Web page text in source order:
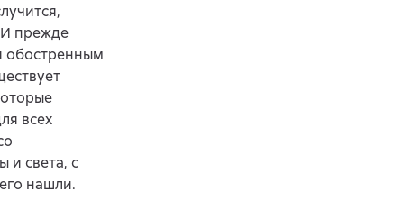
прежде
обостренным
всех
и света, с
нашли.